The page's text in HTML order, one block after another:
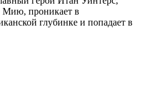
Мию, проникает в
глубинке и попадает в